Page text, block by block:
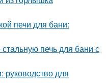
печи для бани:
печь для бани с
для